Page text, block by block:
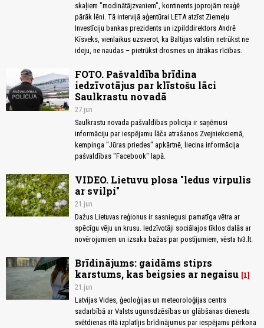
skaļiem "modinātājzvaniem", kontinents joprojām reaģē
pārāk lēni. Tā intervijā aģentūrai LETA atzīst Ziemeļu
Investīciju bankas prezidents un izpilddirektors Andrē
Kīsveks, vienlaikus uzsverot, ka Baltijas valstīm netrūkst ne
ideju, ne naudas – pietrūkst drosmes un ātrākas rīcības.
FOTO. Pašvaldība brīdina
iedzīvotājus par klīstošu lāci
Saulkrastu novadā
27.jun
Saulkrastu novada pašvaldības policija ir saņēmusi
informāciju par iespējamu lāča atrašanos Zvejniekciemā,
kempinga "Jūras priedes" apkārtnē, liecina informācija
pašvaldības "Facebook" lapā.
VIDEO. Lietuvu plosa "ledus virpulis
ar svilpi"
21.jun
Dažus Lietuvas reģionus ir sasniegusi pamatīga vētra ar
spēcīgu vēju un krusu. Iedzīvotāji sociālajos tīklos dalās ar
novērojumiem un izsaka bažas par postījumiem, vēsta tv3.lt.
Brīdinājums: gaidāms stiprs
karstums, kas beigsies ar negaisu 1
21.jun
Latvijas Vides, ģeoloģijas un meteoroloģijas centrs
sadarbībā ar Valsts ugunsdzēsības un glābšanas dienestu
svētdienas rītā izplatījis brīdinājumus par iespējamu pērkona